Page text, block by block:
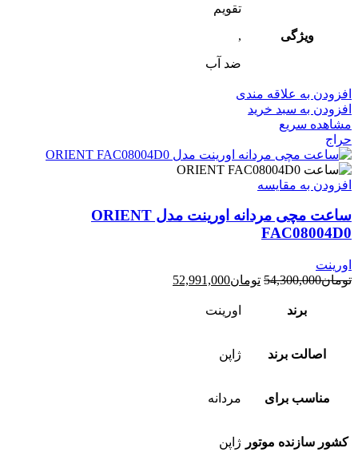
ویژگی
تقویم
,
ضد آب
افزودن به علاقه مندی
افزودن به سبد خرید
مشاهده سریع
حراج
افزودن به مقایسه
ساعت مچی مردانه اورینت مدل ORIENT
FAC08004D0
اورینت
تومان54,300,000 قیمت
تومان54,300,000
تومان52,991,000
برند اورینت
اصالت برند ژاپن
مناسب برای مردانه
کشور سازنده موتور ژاپن